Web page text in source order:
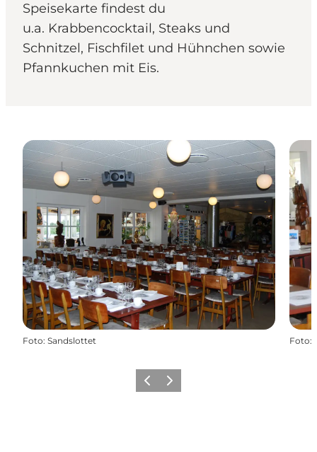
Speisekarte findest du
u.a. Krabbencocktail, Steaks und
Schnitzel, Fischfilet und Hühnchen sowie
Pfannkuchen mit Eis.
Foto: Sandslottet Foto:
ZurückWeiter